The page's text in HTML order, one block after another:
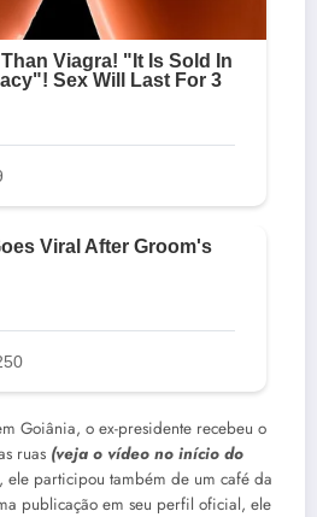
Goiânia, o ex-presidente recebeu o
ruas (veja o vídeo no início do
ele participou também de um café da
publicação em seu perfil oficial, ele